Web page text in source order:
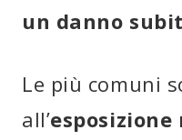
un danno
Le più comuni
all’